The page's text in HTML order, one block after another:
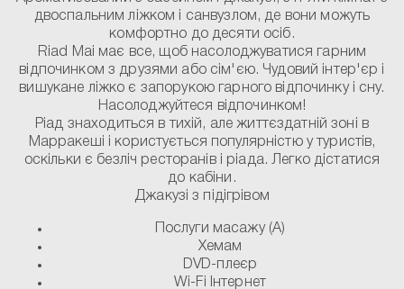
двоспальним ліжком і санвузлом, де вони можуть
комфортно до десяти осіб.
Riad Mai має все, щоб насолоджуватися гарним
відпочинком з друзями або сім'єю. Чудовий інтер'єр і
вишукане ліжко є запорукою гарного відпочинку і сну.
Насолоджуйтеся відпочинком!
Ріад знаходиться в тихій, але життєздатній зоні в
Марракеші і користується популярністю у туристів,
оскільки є безліч ресторанів і ріада. Легко дістатися
до кабіни.
Джакузі з підігрівом
Послуги масажу (A)
Хемам
DVD-плеєр
Wi-Fi Інтернет